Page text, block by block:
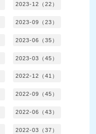
2023-12（22）
2023-09（23）
2023-06（35）
2023-03（45）
2022-12（41）
2022-09（45）
2022-06（43）
2022-03（37）